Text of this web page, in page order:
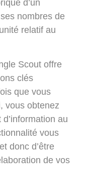
d’un
nombres de
relatif au
Scout offre
clés
que vous
vous obtenez
au
vous
donc d’être
de vos